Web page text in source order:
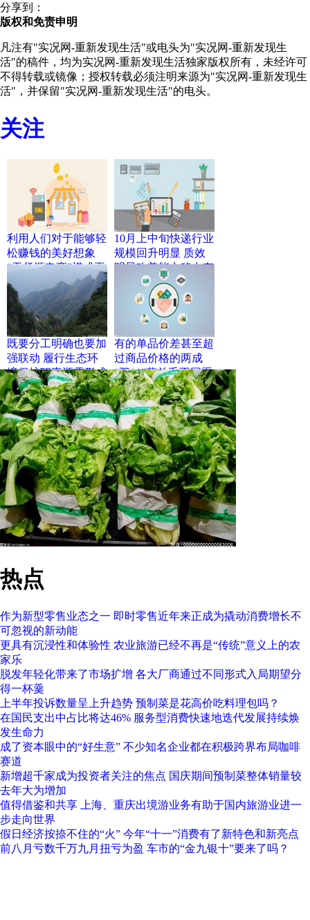
分享到：
版权和免责申明
凡注有"实况网-重新发现生活"或电头为"实况网-重新发现生
活"的稿件，均为实况网-重新发现生活独家版权所有，未经许可
不得转载或镜像；授权转载必须注明来源为"实况网-重新发现生
活"，并保留"实况网-重新发现生活"的电头。
关注
利用人们对于能够轻
松赚钱的美好想象
“无货源电商”模式再
度走红多人受骗
10月上中旬快递行业
规模回升明显 质效
明显改善能力稳中有
既要分工明确也要加
强联动 履行生态环
境保护职责还需形成
工作合力
有的单品价差甚至超
过商品价格的两成
“双11”薅羊毛不同渠
道价差悬殊
热点
作为新型零售业态之一 即时零售近年来正成为撬动消费增长不
可忽视的新动能
更具有沉浸性和体验性 农业旅游已经不再是“传统”意义上的农
家乐
脱发年轻化带来了市场扩增 各大厂商通过不同形式入局期望分
得一杯羹
上半年投诉数量呈上升趋势 预制菜是花高价吃料理包吗？
在国民支出中占比将达46% 服务型消费快速地迭代发展持续焕
发生命力
成了资本眼中的“好生意” 不少知名企业都在积极跨界布局咖啡
赛道
新增超千家成为投资者关注的焦点 国庆期间预制菜整体销量较
去年大为增加
值得借鉴和共享 上海、重庆出境游业务有助于国内旅游业进一
步走向世界
假日经济按捺不住的“火” 今年“十一”消费有了新特色和新亮点
前八月亏数千万九月扭亏为盈 车市的“金九银十”要来了吗？